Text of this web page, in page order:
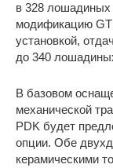
в 328 лошадиных
модификацию
установкой,
до 340
В базовом
механической
PDK будет
опции. Обе
керамическими